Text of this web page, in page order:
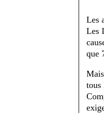
Les
Les
que
tous